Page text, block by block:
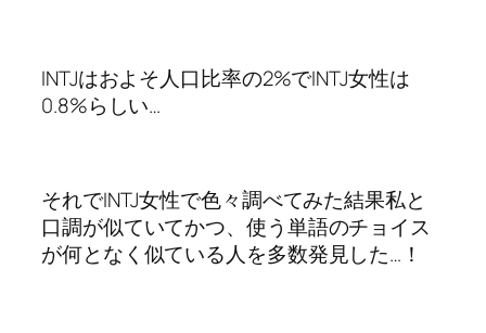
INTJはおよそ人口比率の2%でINTJ女性は
0.8%らしい…
それでINTJ女性で色々調べてみた結果私と
口調が似ていてかつ、使う単語のチョイス
が何となく似ている人を多数発見した…！